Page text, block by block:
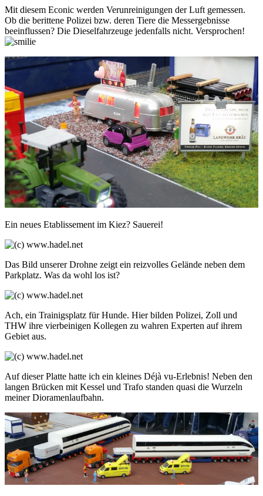
Mit diesem Econic werden Verunreinigungen der Luft gemessen.
Ob die berittene Polizei bzw. deren Tiere die Messergebnisse
beeinflussen? Die Dieselfahrzeuge jedenfalls nicht. Versprochen!
Ein neues Etablissement im Kiez? Sauerei!
Das Bild unserer Drohne zeigt ein reizvolles Gelände neben dem
Parkplatz. Was da wohl los ist?
Ach, ein Trainigsplatz für Hunde. Hier bilden Polizei, Zoll und
THW ihre vierbeinigen Kollegen zu wahren Experten auf ihrem
Gebiet aus.
Auf dieser Platte hatte ich ein kleines Déjà vu-Erlebnis! Neben den
langen Brücken mit Kessel und Trafo standen quasi die Wurzeln
meiner Dioramenlaufbahn.